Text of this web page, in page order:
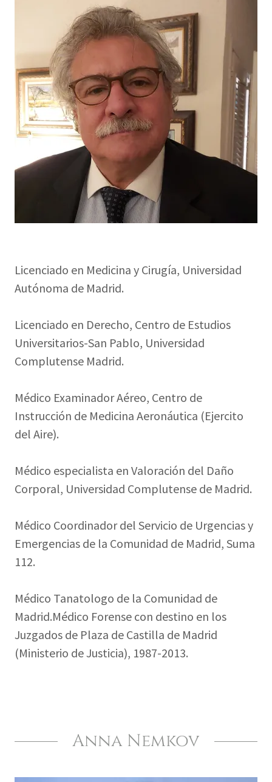
Licenciado en Medicina y Cirugía, Universidad
Autónoma de Madrid.
Licenciado en Derecho, Centro de Estudios
Universitarios-San Pablo, Universidad
Complutense Madrid.
Médico Examinador Aéreo, Centro de
Instrucción de Medicina Aeronáutica (Ejercito
del Aire).
Médico especialista en Valoración del Daño
Corporal, Universidad Complutense de Madrid.
Médico Coordinador del Servicio de Urgencias y
Emergencias de la Comunidad de Madrid, Suma
112.
Médico Tanatologo de la Comunidad de
Madrid.Médico Forense con destino en los
Juzgados de Plaza de Castilla de Madrid
(Ministerio de Justicia), 1987-2013.
Anna Nemkov